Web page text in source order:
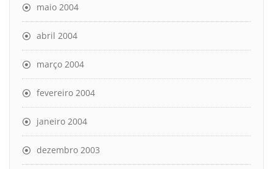
maio 2004
abril 2004
março 2004
fevereiro 2004
janeiro 2004
dezembro 2003